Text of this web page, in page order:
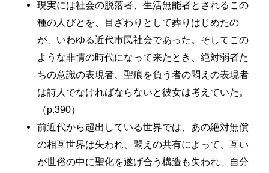
現実には社会の脱落者、生活無能者とされるこの
種の人びとを、目ざわりとして葬りはじめたの
が、いわゆる近代市民社会であった。そしてこの
ような非情の時代になって来たとき、絶対弱者た
ちの意識の表現者、聖痕を負う者の悶えの表現者
は詩人でなければならないと彼女は考えていた。
（p.390）
前近代から超出している世界では、あの絶対無償
の相互世界は失われ、悶えの共有によって、互い
が世俗の中に聖化を遂げ合う構造も失われ、自分